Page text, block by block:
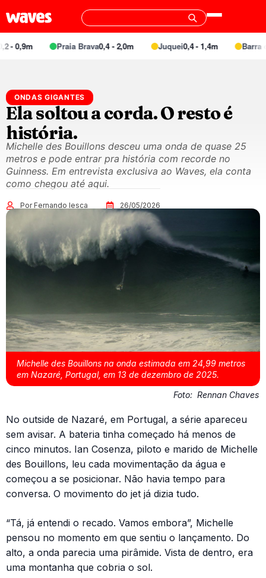
Praia Brava 0,4 - 2,0m Juquei0,4 - 1,4m Barra do
ONDAS GIGANTES
Ela soltou a corda. O resto é
história.
Michelle des Bouillons desceu uma onda de quase 25
metros e pode entrar pra história com recorde no
Guinness. Em entrevista exclusiva ao Waves, ela conta
como chegou até aqui.
Por Fernando Iesca 26/05/2026
Michelle des Bouillons na onda estimada em 24,99 metros
em Nazaré, Portugal, em 13 de dezembro de 2025.
Foto: Rennan Chaves
No outside de Nazaré, em Portugal, a série apareceu
sem avisar. A bateria tinha começado há menos de
cinco minutos. Ian Cosenza, piloto e marido de Michelle
des Bouillons, leu cada movimentação da água e
começou a se posicionar. Não havia tempo para
conversa. O movimento do jet já dizia tudo.
“Tá, já entendi o recado. Vamos embora”, Michelle
pensou no momento em que sentiu o lançamento. Do
alto, a onda parecia uma pirâmide. Vista de dentro, era
uma montanha que cobria o sol.